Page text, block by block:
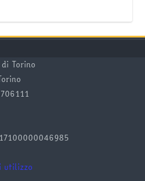
Torino
utilizzo